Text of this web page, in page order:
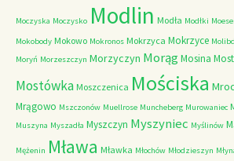
Moczyska Moczysko Modlin Modła Modłki
Mokobody Mokowo Mokronos Mokrzyca Mokrzyce
Moryń Morzeszczyn Morzyczyn MorągMosina
Mostówka Moszczenica Mościska
Mrągowo Mszczonów Muellrose Muncheberg Murowaniec
Muszyna Myszadła Myszczyn Myszyniec Myślinów
Mężenin Mława Mławka Młochów Młodzieszyn